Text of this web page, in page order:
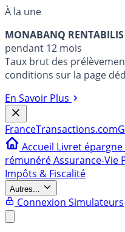
À la une
MONABANQ
pendant 12 mois
Taux brut des
conditions sur la page
En Savoir Plus
FranceTransactions.com
Accueil Livret épargne
rémunéréAssurance-Vie
Impôts & Fiscalité
Autres...
Connexion Simulateurs